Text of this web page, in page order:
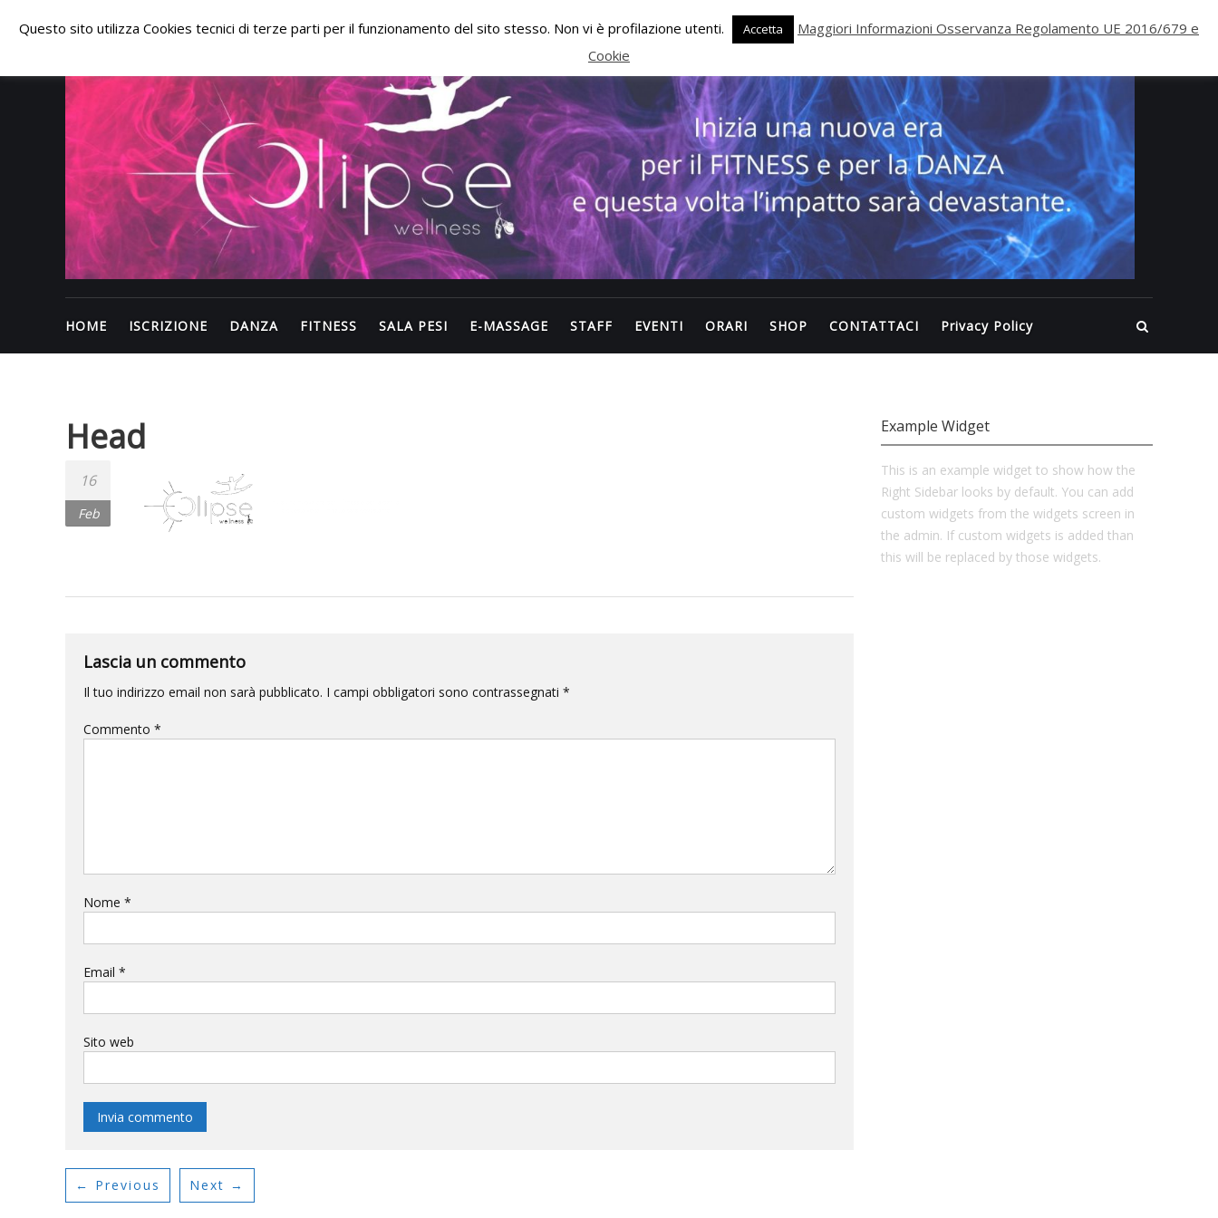
HOME ISCRIZIONE DANZA FITNESS SALA PESI E-MASSAGE STAFF EVENTI ORARI SHOP CONTATTACI Privacy Policy
Head
16
Feb
Lascia un commento
Il tuo indirizzo email non sarà pubblicato. I campi obbligatori sono contrassegnati *
Commento *
Nome *
Email *
Sito web
← Previous Next →
Example Widget
This is an example widget to show how the
Right Sidebar looks by default. You can add
custom widgets from the widgets screen in
the admin. If custom widgets is added than
this will be replaced by those widgets.
Questo sito utilizza Cookies tecnici di terze parti per il funzionamento del sito stesso. Non vi è profilazione utenti. Accetta
Maggiori Informazioni Osservanza Regolamento UE 2016/679 e
Cookie